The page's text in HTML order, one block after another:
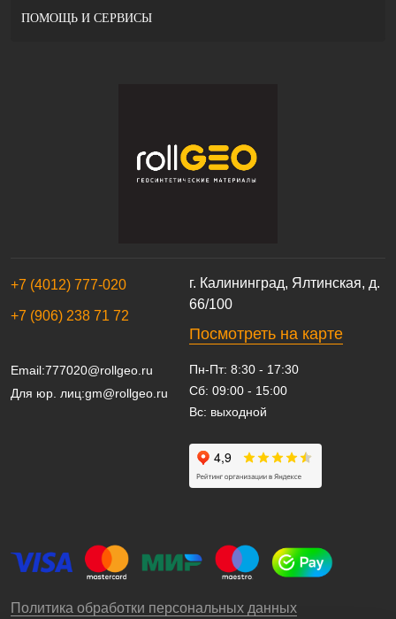
г. Калининград, Ялтинская, д.
66/100
Посмотреть на карте
+7 (4012) 777-020
+7 (906) 238 71 72
Email:777020@rollgeo.ru
Для юр. лиц:gm@rollgeo.ru
Пн-Пт: 8:30 - 17:30
Сб: 09:00 - 15:00
Вс: выходной
Политика обработки персональных данных
ПОМОЩЬ И СЕРВИСЫ